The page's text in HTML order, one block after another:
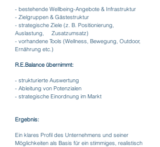
​- bestehende Wellbeing-Angebote & Infrastruktur
- Zielgruppen & Gästestruktur
- strategische Ziele (z. B. Positionierung,
Auslastung, Zusatzumsatz)
- vorhandene Tools (Wellness, Bewegung, Outdoor,
Ernährung etc.)
R.E.Balance übernimmt:
​- strukturierte Auswertung
- Ableitung von Potenzialen
​- strategische Einordnung im Markt
Ergebnis:
Ein klares Profil des Unternehmens und seiner
Möglichkeiten als Basis für ein stimmiges, realistisch